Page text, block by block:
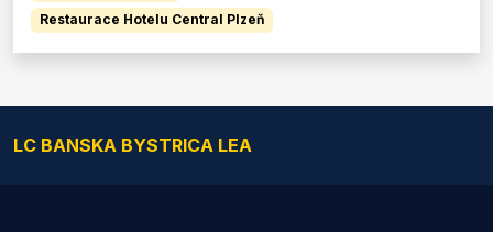
Restaurace Hotelu Central Plzeň
LC BANSKA BYSTRICA LEA